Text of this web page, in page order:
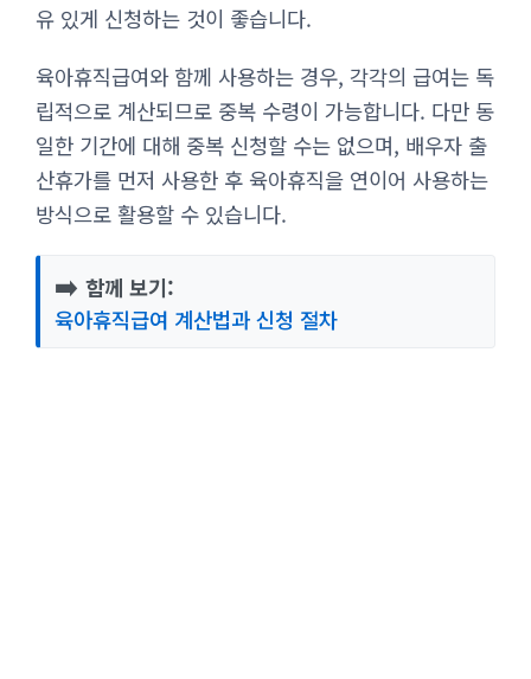
유 있게 신청하는 것이 좋습니다.
육아휴직급여와 함께 사용하는 경우, 각각의 급여는 독
립적으로 계산되므로 중복 수령이 가능합니다. 다만 동
일한 기간에 대해 중복 신청할 수는 없으며, 배우자 출
산휴가를 먼저 사용한 후 육아휴직을 연이어 사용하는
방식으로 활용할 수 있습니다.
➡️ 함께 보기:
육아휴직급여 계산법과 신청 절차